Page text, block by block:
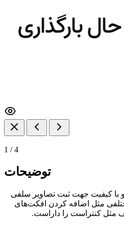
1 /4
توضیحات
و با کیفیت جهت ثبت تصاویر سلفی
مثل اضافه کردن افکت‌های
مثل کنتراست را داراست.